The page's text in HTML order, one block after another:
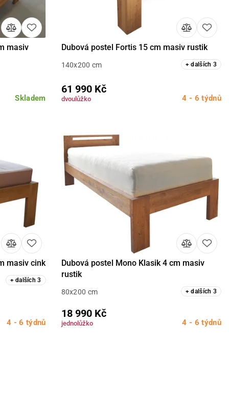
masiv
Skladem
Detail
Dubová postel Fortis 15 cm masiv rustik
140x200 cm + dalších 3
4 - 6 týdnů
61 990 Kč
dvoulůžko
masiv cink
+dalších3
4 - 6 týdnů
Detail
Dubová postel Mono Klasik 4 cm masiv
rustik
80x200 cm + dalších 3
4 - 6 týdnů
18 990 Kč
jednolůžko